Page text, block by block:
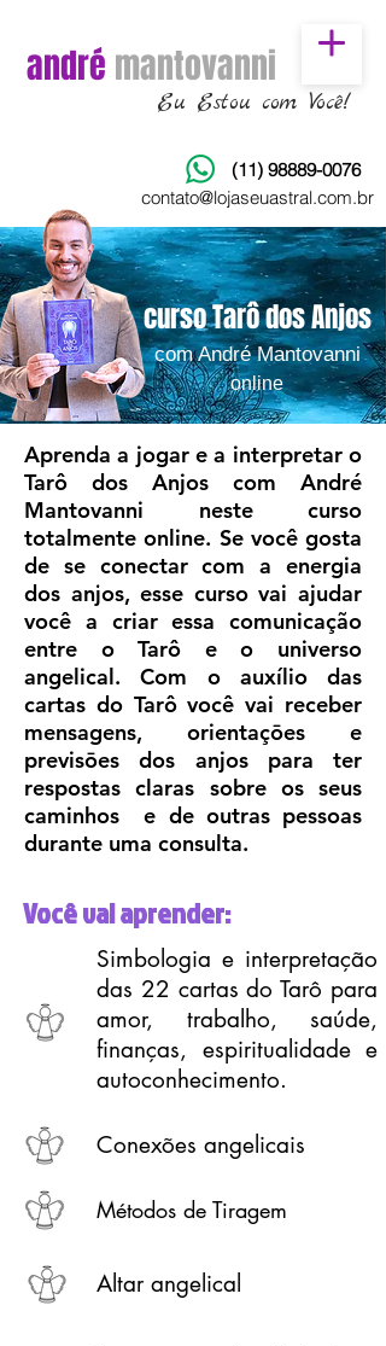
andré mantovanni
Eu Estou com Você!
(11) 98889-0076
contato@lojaseuastral.com.br
curso Tarô dos Anjos
com André Mantovanni
online
Aprenda a jogar e a interpretar o
Tarô dos Anjos com André
Mantovanni neste curso
totalmente online. Se você gosta
de se conectar com a energia
dos anjos, esse curso vai ajudar
você a criar essa comunicação
entre o Tarô e o universo
angelical. Com o auxílio das
cartas do Tarô você vai receber
mensagens, orientaçōes e
previsōes dos anjos para ter
respostas claras sobre os seus
caminhos e de outras pessoas
durante uma consulta.
Você vai aprender:
Simbologia e interpretação
das 22 cartas do Tarô para
amor, trabalho, saúde,
finanças, espiritualidade e
autoconhecimento.
Conexões angelicais
Métodos de Tiragem
Altar angelical